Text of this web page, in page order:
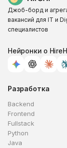
Джоб-борд и
вакансий для IT и
специалистов
Нейронки о
Разработка
Backend
Frontend
Fullstack
Python
Java